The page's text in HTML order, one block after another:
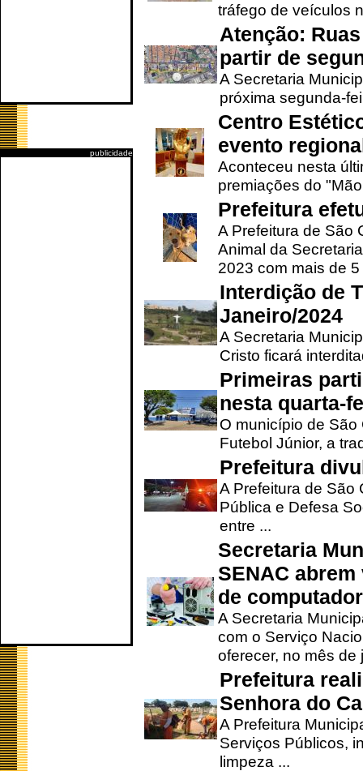
publicidade
tráfego de veículos
Atenção:
partir de
A Secretaria
próxima segunda-
Centro
evento
Aconteceu nesta
premiações do
Prefeitura
A Prefeitura de São
Animal da
2023 com mais de 5
Interdição de
Janeiro/2024
A Secretaria
Cristo ficará
Primeiras
nesta quarta-
O município de
Futebol Júnior, a
Prefeitura
A Prefeitura de São
Pública e Defesa
entre ...
Secretaria
SENAC
de
A Secretaria
com o Serviço
oferecer, no mês de
Prefeitura
Senhora do
A Prefeitura
Serviços Públicos,
limpeza ...